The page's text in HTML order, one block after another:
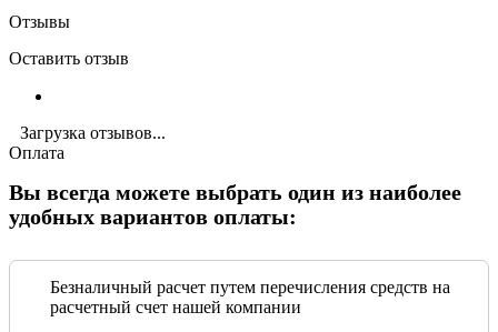
Отзывы
Оставить отзыв
Загрузка отзывов...
Оплата
Вы всегда можете выбрать один из наиболее
удобных вариантов оплаты:
Безналичный расчет путем перечисления средств на
расчетный счет нашей компании